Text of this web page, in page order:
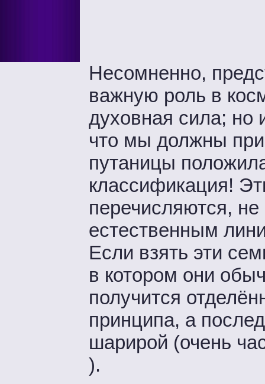
Несомненно,
важную роль в
духовная сила; но
что мы должны
путаницы
классификация!
перечисляются, не
естественным
Если взять эти
в котором они
получится
принципа, а
шарирой (очень
).